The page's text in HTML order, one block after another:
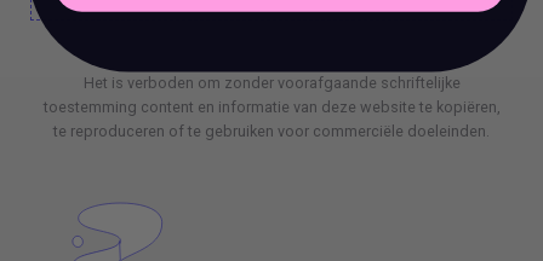
BOEK EEN 70 MIN CONSULT
Het is verboden om zonder voorafgaande schriftelijke
toestemming content en informatie van deze website te kopiëren,
te reproduceren of te gebruiken voor commerciële doeleinden.